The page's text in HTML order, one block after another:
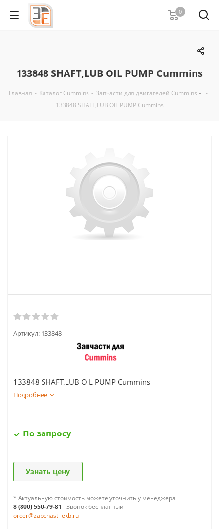
0
133848 SHAFT,LUB OIL PUMP Cummins
Главная - Каталог Cummins - Запчасти для двигателей Cummins
-
133848 SHAFT,LUB OIL PUMP Cummins
Артикул: 133848
133848 SHAFT,LUB OIL PUMP Cummins
Подробнее
По запросу
Узнать цену
* Актуальную стоимость можете уточнить у менеджера
8 (800) 550-79-81 - Звонок бесплатный
order@zapchasti-ekb.ru